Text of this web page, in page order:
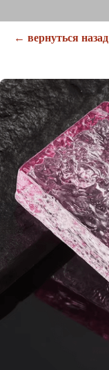
← вернуться назад